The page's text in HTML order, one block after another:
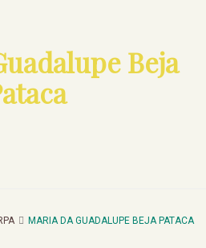
Beja
MARIA DA GUADALUPE BEJA PATACA